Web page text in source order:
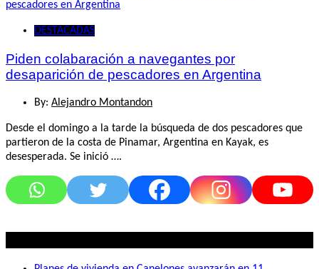
DESTACADAS
Piden colabaración a navegantes por
desaparición de pescadores en Argentina
By: Alejandro Montandon
Desde el domingo a la tarde la búsqueda de dos pescadores que
partieron de la costa de Pinamar, Argentina en Kayak, es
desesperada. Se inició ….